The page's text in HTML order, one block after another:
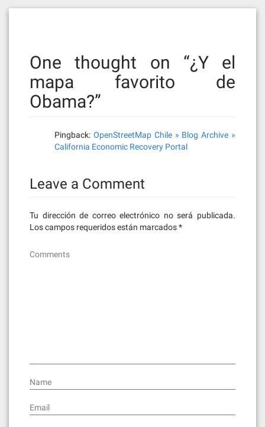
One thought on “¿Y el
mapa favorito de
Obama?”
Pingback: OpenStreetMap Chile » Blog Archive »
California Economic Recovery Portal
Leave a Comment
Tu dirección de correo electrónico no será publicada.
Los campos requeridos están marcados*
Comments
Name
Email